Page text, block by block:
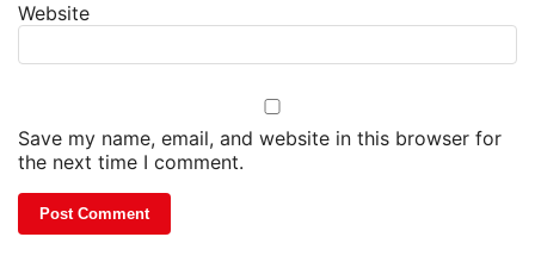
Website
Save my name, email, and website in this browser for
the next time I comment.